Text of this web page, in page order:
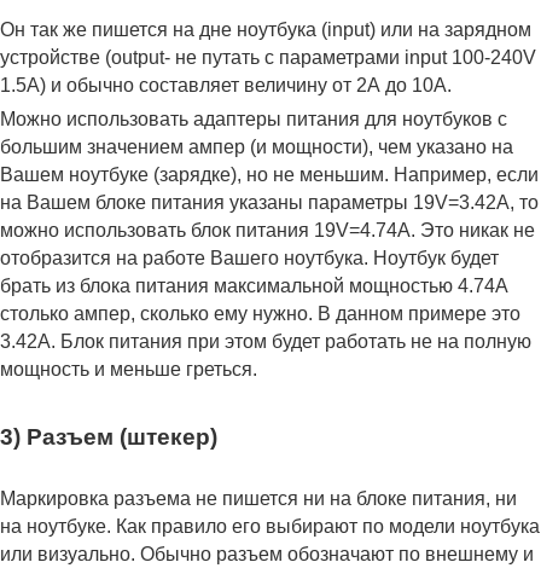
Он так же пишется на дне ноутбука (input) или на зарядном
устройстве (output- не путать с параметрами input 100-240V
1.5A) и обычно составляет величину от 2А до 10A.
Можно использовать адаптеры питания для ноутбуков с
большим значением ампер (и мощности), чем указано на
Вашем ноутбуке (зарядке), но не меньшим. Например, если
на Вашем блоке питания указаны параметры 19V=3.42A, то
можно использовать блок питания 19V=4.74A. Это никак не
отобразится на работе Вашего ноутбука. Ноутбук будет
брать из блока питания максимальной мощностью 4.74А
столько ампер, сколько ему нужно. В данном примере это
3.42А. Блок питания при этом будет работать не на полную
мощность и меньше греться.
3) Разъем (штекер)
Маркировка разъема не пишется ни на блоке питания, ни
на ноутбуке. Как правило его выбирают по модели ноутбука
или визуально. Обычно разъем обозначают по внешнему и